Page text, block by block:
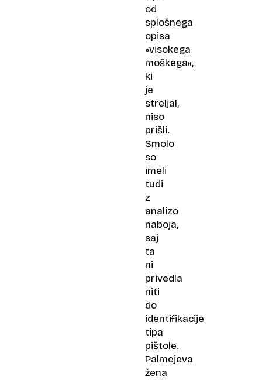
od
splošnega
opisa
»visokega
moškega«,
ki
je
streljal,
niso
prišli.
Smolo
so
imeli
tudi
z
analizo
naboja,
saj
ta
ni
privedla
niti
do
identifikacije
tipa
pištole.
Palmejeva
žena